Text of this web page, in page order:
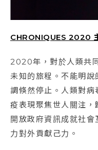
CHRONIQUES 2020
2020年，對於人類共
未知的旅程。不能明
調倏然停止。人類對
疫表現聚焦世人關注
開放政府資訊成就社
力對外貢獻己力。